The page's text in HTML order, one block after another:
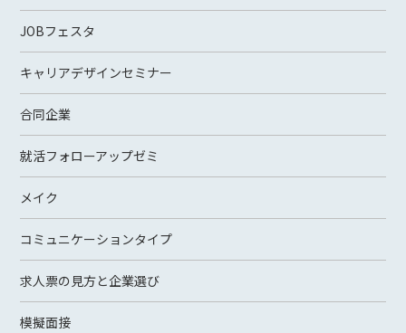
JOBフェスタ
キャリアデザインセミナー
合同企業
就活フォローアップゼミ
メイク
コミュニケーションタイプ
求人票の見方と企業選び
模擬面接